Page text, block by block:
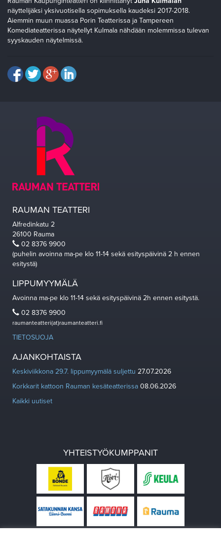
näyttelijäksi yksivuotisella sopimuksella kaudeksi 2017-2018.
Aiemmin muun muassa Porin Teatterissa ja Tampereen
Komediateatterissa näytellyt Kulmala nähdään molemmissa tulevan
syyskauden näytelmissä.
RAUMAN TEATTERI
Alfredinkatu 2
26100 Rauma
02 8376 9900
(puhelin avoinna ma-pe klo 11-14 sekä esityspäivinä 2 h ennen
esitystä)
LIPPUMYYMÄLÄ
Avoinna ma-pe klo 11-14 sekä esityspäivinä 2h ennen esitystä.
02 8376 9900
raumanteatteri(at)raumanteatteri.fi
TIETOSUOJA
AJANKOHTAISTA
Keskiviikkona 29.7. lippumyymälä suljettu 27.07.2026
Korkkarit kattoon Rauman kesäteatterissa 08.06.2026
Kaikki uutiset
YHTEISTYÖKUMPPANIT